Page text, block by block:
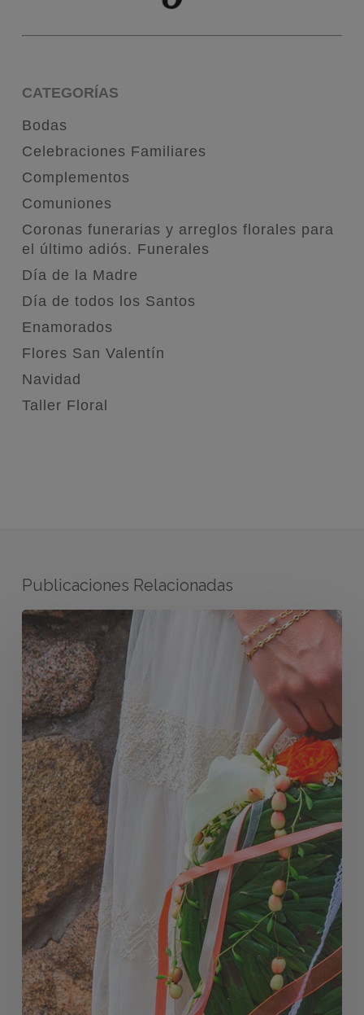
CATEGORÍAS
Bodas
Celebraciones Familiares
Complementos
Comuniones
Coronas funerarias y arreglos florales para
el último adiós. Funerales
Día de la Madre
Día de todos los Santos
Enamorados
Flores San Valentín
Navidad
Taller Floral
Publicaciones Relacionadas